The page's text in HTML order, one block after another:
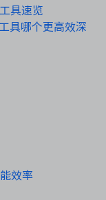
具速览
具哪个更高效深
效率